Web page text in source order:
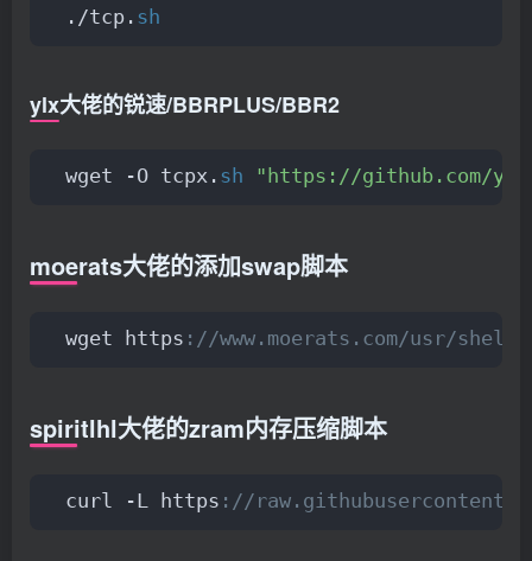
./tcp. sh
ylx大佬的锐速/BBRPLUS/BBR2
wget -O tcpx. sh "https://github.com/
moerats大佬的添加swap脚本
wget https ://www.moerats.com/usr/shell/
spiritlhl大佬的zram内存压缩脚本
curl -L https ://